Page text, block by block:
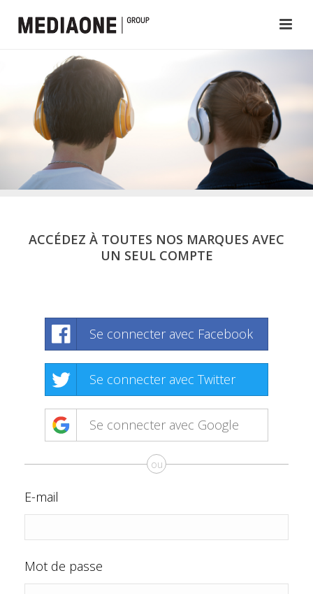
ACCÉDEZ À TOUTES NOS MARQUES AVEC
UN SEUL COMPTE
Se connecter avec Facebook
Se connecter avec Twitter
Se connecter avec Google
ou
E-mail
Mot de passe